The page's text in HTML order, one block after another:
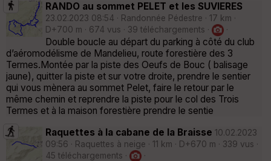
RANDO au sommet PELET et les SUVIERES
23.02.2023 08:54 · Randonnée Pédestre · 17 km ·
D+700 m · 674 vus · 39 téléchargements ·
·
Double boucle au départ du parking à côté du club
d’aéromodélisme de Mandelieu, route forestière des 3
Termes.Montée par la piste des Oeufs de Bouc ( balisage
jaune), quitter la piste et sur votre droite, prendre le sentier
qui vous mènera au sommet Pelet, faire le retour par le
même chemin et reprendre la piste pour le col des Trois
Termes et à la maison forestière prendre le sentie
Raquettes à la cabane de la Braisse 10.02.2023
09:56 · Raquettes à neige · 11 km · D+670 m · 339 vus ·
45 téléchargements ·
·